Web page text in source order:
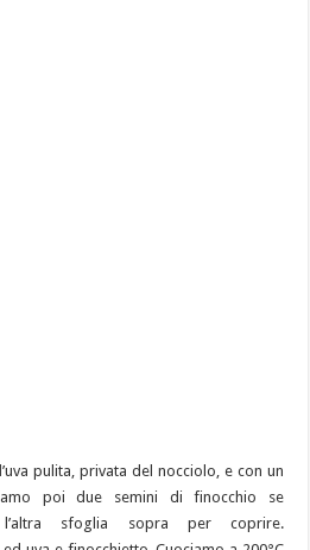
pulita, privata del nocciolo, e con un
poi due semini di finocchio se
l’altra sfoglia sopra per coprire.